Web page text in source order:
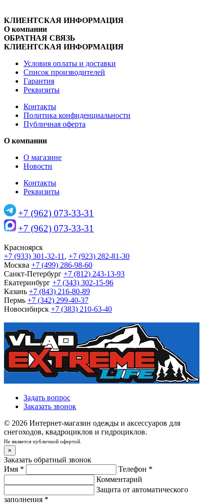
КЛИЕНТСКАЯ ИНФОРМАЦИЯ
О компании
ОБРАТНАЯ СВЯЗЬ
КЛИЕНТСКАЯ ИНФОРМАЦИЯ
Условия оплаты и доставки
Список производителей
Гарантия
Реквизиты
Контакты
Политика конфиденциальности
Публичная оферта
О компании
О магазине
Новости
Контакты
Реквизиты
+7 (962) 073-33-31
+7 (962) 073-33-31
Красноярск
+7 (933) 301-32-11 , +7 (923) 282-81-30
Москва +7 (499) 286-98-60
Санкт-Петербург +7 (812) 243-13-93
Екатеринбург +7 (343) 302-15-96
Казань +7 (843) 216-80-89
Пермь +7 (342) 299-40-37
Новосибирск +7 (383) 210-63-40
Задать вопрос
Заказать звонок
© 2026 Интернет-магазин одежды и аксессуаров для
снегоходов, квадроциклов и гидроциклов.
Не является публичной офертой.
×
Заказать обратный звонок
Имя * Телефон *
Комментарий
Защита от автоматического
заполнения *